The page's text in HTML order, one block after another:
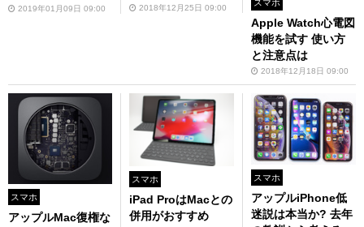
2019年01月09日 09:00 2018年12月25日 09:00
スマホ
Apple Watch心電図
機能を試す 使い方
と注意点は
2018年12月18日 09:00
スマホ
アップルMac復権な
スマホ
iPad ProはMacとの
併用がおすすめ
スマホ
アップルiPhone低
迷説は本当か? 去年